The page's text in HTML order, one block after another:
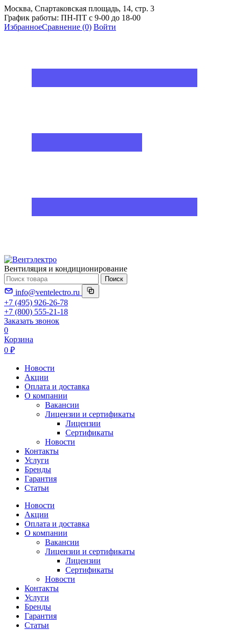
Москва, Спартаковская площадь, 14, стр. 3
График работы: ПН-ПТ с 9-00 до 18-00
ИзбранноеСравнение (0) Войти
Вентиляция и кондиционирование
Поиск
info@ventelectro.ru
+7 (495) 926-26-78
+7 (800) 555-21-18
Заказать звонок
0
Корзина
0 ₽
Новости
Акции
Оплата и доставка
О компании
Вакансии
Лицензии и сертификаты
Лицензии
Сертификаты
Новости
Контакты
Услуги
Бренды
Гарантия
Статьи
Новости
Акции
Оплата и доставка
О компании
Вакансии
Лицензии и сертификаты
Лицензии
Сертификаты
Новости
Контакты
Услуги
Бренды
Гарантия
Статьи